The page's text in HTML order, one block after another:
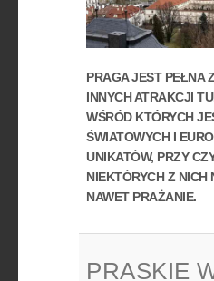
PRAGA JEST PEŁNA
INNYCH ATRAKCJI
WŚRÓD KTÓRYCH
ŚWIATOWYCH I
UNIKATÓW, PRZY
NIEKTÓRYCH Z NICH
NAWET PRAŻANIE.
PRASKIE